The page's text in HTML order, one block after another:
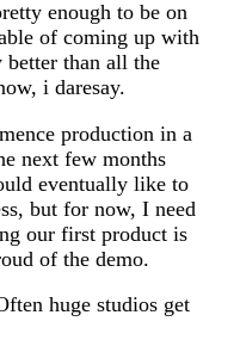
enough to be on
of coming up with
better than all the
i daresay.
production in a
next few months
eventually like to
but for now, I need
our first product is
of the demo.
huge studios get